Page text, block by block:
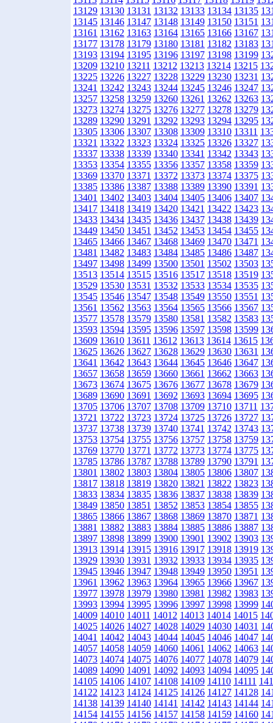
13129 13130 13131 13132 13133 13134 13135
13145 13146 13147 13148 13149 13150 13151
13161 13162 13163 13164 13165 13166 13167
13177 13178 13179 13180 13181 13182 13183
13193 13194 13195 13196 13197 13198 13199
13209 13210 13211 13212 13213 13214 13215
13225 13226 13227 13228 13229 13230 13231
13241 13242 13243 13244 13245 13246 13247
13257 13258 13259 13260 13261 13262 13263
13273 13274 13275 13276 13277 13278 13279
13289 13290 13291 13292 13293 13294 13295
13305 13306 13307 13308 13309 13310 13311
13321 13322 13323 13324 13325 13326 13327
13337 13338 13339 13340 13341 13342 13343
13353 13354 13355 13356 13357 13358 13359
13369 13370 13371 13372 13373 13374 13375
13385 13386 13387 13388 13389 13390 13391
13401 13402 13403 13404 13405 13406 13407
13417 13418 13419 13420 13421 13422 13423
13433 13434 13435 13436 13437 13438 13439
13449 13450 13451 13452 13453 13454 13455
13465 13466 13467 13468 13469 13470 13471
13481 13482 13483 13484 13485 13486 13487
13497 13498 13499 13500 13501 13502 13503
13513 13514 13515 13516 13517 13518 13519
13529 13530 13531 13532 13533 13534 13535
13545 13546 13547 13548 13549 13550 13551
13561 13562 13563 13564 13565 13566 13567
13577 13578 13579 13580 13581 13582 13583
13593 13594 13595 13596 13597 13598 13599
13609 13610 13611 13612 13613 13614 13615
13625 13626 13627 13628 13629 13630 13631
13641 13642 13643 13644 13645 13646 13647
13657 13658 13659 13660 13661 13662 13663
13673 13674 13675 13676 13677 13678 13679
13689 13690 13691 13692 13693 13694 13695
13705 13706 13707 13708 13709 13710 13711
13721 13722 13723 13724 13725 13726 13727
13737 13738 13739 13740 13741 13742 13743
13753 13754 13755 13756 13757 13758 13759
13769 13770 13771 13772 13773 13774 13775
13785 13786 13787 13788 13789 13790 13791
13801 13802 13803 13804 13805 13806 13807
13817 13818 13819 13820 13821 13822 13823
13833 13834 13835 13836 13837 13838 13839
13849 13850 13851 13852 13853 13854 13855
13865 13866 13867 13868 13869 13870 13871
13881 13882 13883 13884 13885 13886 13887
13897 13898 13899 13900 13901 13902 13903
13913 13914 13915 13916 13917 13918 13919
13929 13930 13931 13932 13933 13934 13935
13945 13946 13947 13948 13949 13950 13951
13961 13962 13963 13964 13965 13966 13967
13977 13978 13979 13980 13981 13982 13983
13993 13994 13995 13996 13997 13998 13999
14009 14010 14011 14012 14013 14014 14015
14025 14026 14027 14028 14029 14030 14031
14041 14042 14043 14044 14045 14046 14047
14057 14058 14059 14060 14061 14062 14063
14073 14074 14075 14076 14077 14078 14079
14089 14090 14091 14092 14093 14094 14095
14105 14106 14107 14108 14109 14110 14111
14122 14123 14124 14125 14126 14127 14128
14138 14139 14140 14141 14142 14143 14144
14154 14155 14156 14157 14158 14159 14160